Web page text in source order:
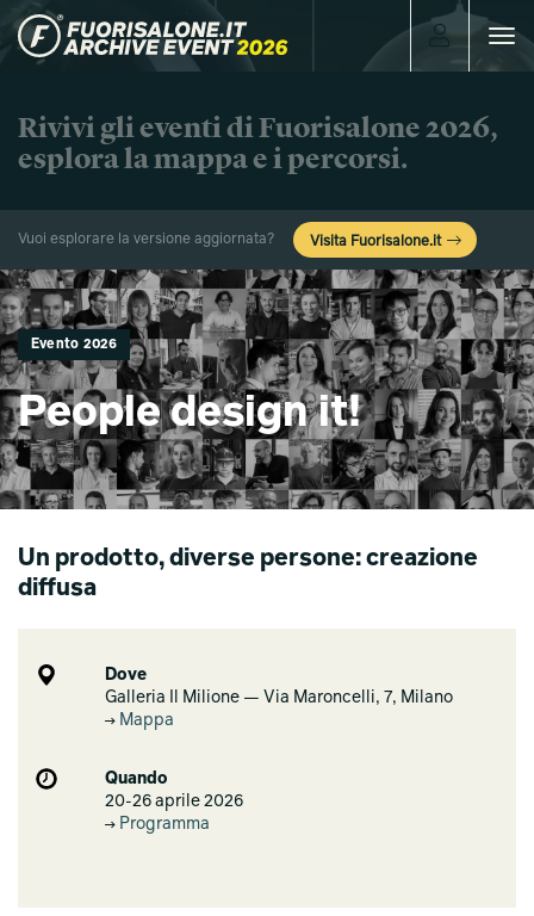
Toggle
Rivivi gli eventi di Fuorisalone 2026,
esplora la mappa e i percorsi.
Vuoi esplorare la versione aggiornata? Visita Fuorisalone.it
Evento 2026
People design it!
Un prodotto, diverse persone: creazione
diffusa
Dove
Galleria Il Milione — Via Maroncelli, 7, Milano
Mappa
Quando
20-26 aprile 2026
Programma